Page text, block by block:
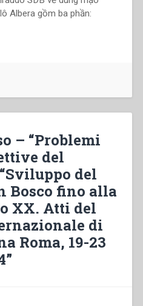
Albera gồm ba phần:
– “Problemi
del
del
Bosco fino alla
XX. Atti del
di
Roma, 19-23